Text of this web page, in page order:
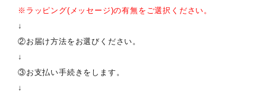
※ラッピング(メッセージ)の有無をご選択ください。
↓
②お届け方法をお選びください。
↓
③お支払い手続きをします。
↓